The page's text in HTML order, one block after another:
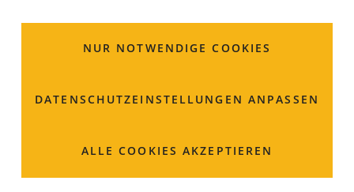
NUR NOTWENDIGE COOKIES
DATENSCHUTZ­EINSTELLUNGEN ANPASSEN
ALLE COOKIES AKZEPTIEREN
Paul-Grundschule
Raum: OG 123
09561 89-4770